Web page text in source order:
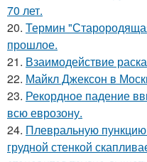
70 лет.
20. Термин
прошлое.
21. Взаимодействие
22. Майкл Джексон в
23. Рекордное падение
всю еврозону.
24. Плевральную
грудной стенкой